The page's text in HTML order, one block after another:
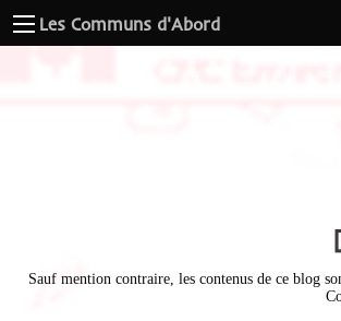
Les Communs d'Abord
Sauf mention contraire, les contenus de ce blog